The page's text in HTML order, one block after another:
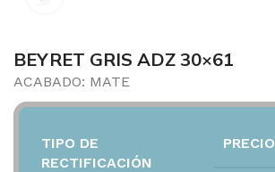
BEYRET GRIS ADZ 30×61
ACABADO: MATE
TIPO DE
RECTIFICACIÓN